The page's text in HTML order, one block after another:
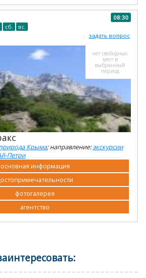
08:30
сб.
вс.
задать вопрос
нет свободных
мест в
выбранный
период
Крыма; направление:экскурсии
Петри
основная информация
фотогалерея
агентство